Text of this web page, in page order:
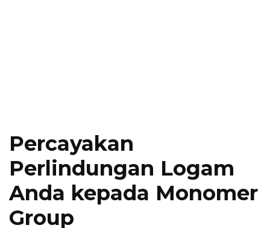
Percayakan
Perlindungan Logam
Anda kepada Monomer
Group